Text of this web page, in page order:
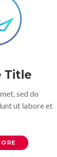
Title
sed do
ut labore et